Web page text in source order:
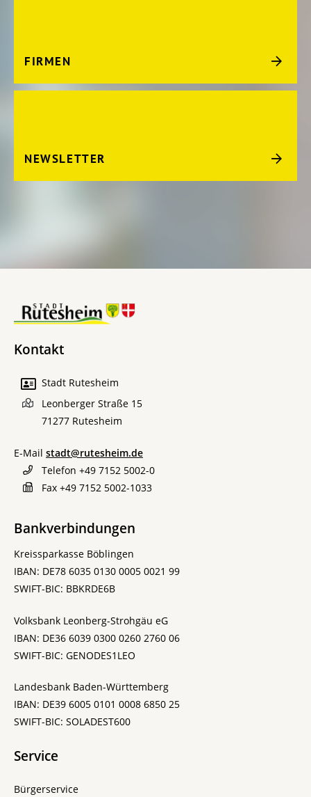
FIRMEN
NEWSLETTER
Kontakt
Stadt Rutesheim
Leonberger Straße 15
71277 Rutesheim
E-Mail stadt@rutesheim.de
Telefon +49 7152 5002-0
Fax +49 7152 5002-1033
Bankverbindungen
Kreissparkasse Böblingen
IBAN: DE78 6035 0130 0005 0021 99
SWIFT-BIC: BBKRDE6B
Volksbank Leonberg-Strohgäu eG
IBAN: DE36 6039 0300 0260 2760 06
SWIFT-BIC: GENODES1LEO
Landesbank Baden-Württemberg
IBAN: DE39 6005 0101 0008 6850 25
SWIFT-BIC: SOLADEST600
Service
Bürgerservice